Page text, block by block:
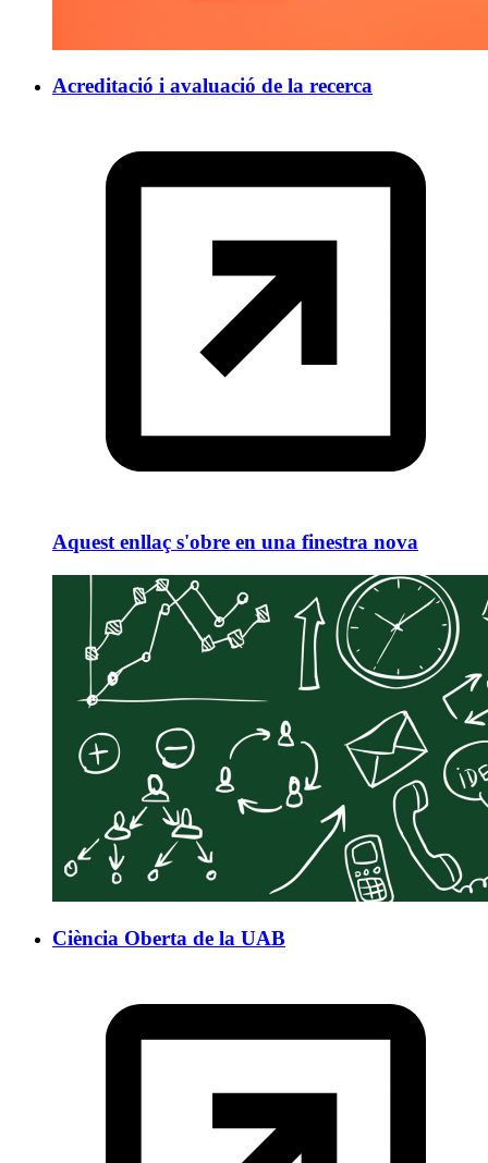
Acreditació i avaluació de la recerca
Aquest enllaç s'obre en una finestra nova
Ciència Oberta de la UAB